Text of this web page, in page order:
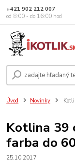
+421 902 212 007
od 8:00 - do 16:00 hod
Úvod Novinky
Kotlina 39
farba do
25.10.2017